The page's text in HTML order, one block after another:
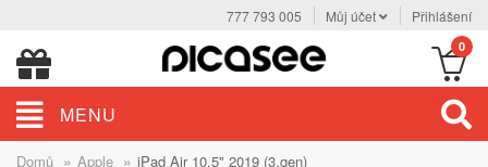
777 793 005 Můj účet Přihlášení
0
MENU
Domů » Apple » iPad Air 10.5" 2019 (3.gen)